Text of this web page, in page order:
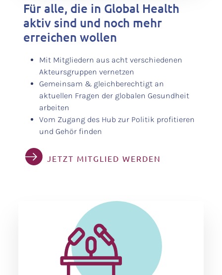
Für alle, die in Global Health
aktiv sind und noch mehr
erreichen wollen
Mit Mitgliedern aus acht verschiedenen
Akteursgruppen vernetzen
Gemeinsam & gleichberechtigt an
aktuellen Fragen der globalen Gesundheit
arbeiten
Vom Zugang des Hub zur Politik profitieren
und Gehör finden
JETZT MITGLIED WERDEN